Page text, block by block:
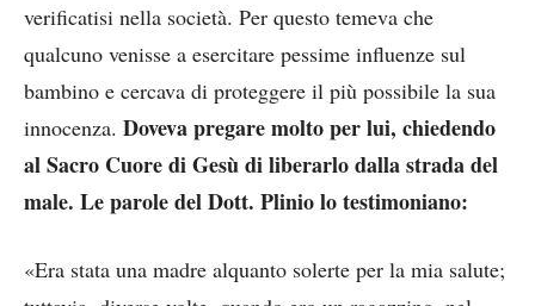
verificatisi nella società. Per questo temeva che
qualcuno venisse a esercitare pessime influenze sul
bambino e cercava di proteggere il più possibile la sua
innocenza. Doveva pregare molto per lui, chiedendo
al Sacro Cuore di Gesù di liberarlo dalla strada del
male. Le parole del Dott. Plinio lo testimoniano:
«Era stata una madre alquanto solerte per la mia salute;